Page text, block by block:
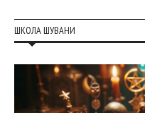
ШКОЛА ШУВАНИ